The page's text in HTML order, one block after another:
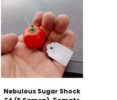
Nebulous Sugar Shock